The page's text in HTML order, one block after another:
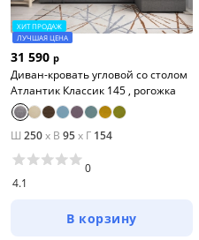
ХИТ ПРОДАЖ
ЛУЧШАЯ ЦЕНА
31 590 р
Диван-кровать угловой со столом
Атлантик Классик 145 , рогожка
Ш 250x В 95x Г 154
4.1
0
В корзину